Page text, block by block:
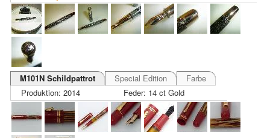
M101N Schildpattrot Special Edition
Farbe
Produktion: 2014
Feder: 14 ct Gold